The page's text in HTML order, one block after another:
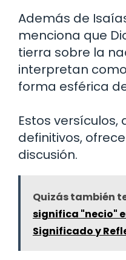
Además de
menciona que
tierra sobre la
interpretan
forma esférica
Estos versículos,
definitivos,
discusión.
Quizás también
significa "necio"
Significado y